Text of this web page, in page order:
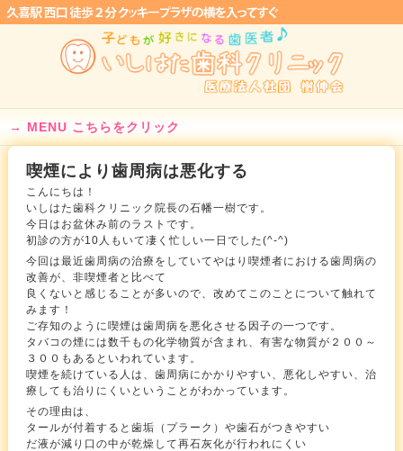
MENU こちらをクリック
喫煙により歯周病は悪化する
こんにちは！
いしはた歯科クリニック院長の石幡一樹です。
今日はお盆休み前のラストです。
初診の方が10人もいて凄く忙しい一日でした(^-^)
今回は最近歯周病の治療をしていてやはり喫煙者における歯周病の
改善が、非喫煙者と比べて
良くないと感じることが多いので、改めてこのことについて触れて
みます！
ご存知のように喫煙は歯周病を悪化させる因子の一つです。
タバコの煙には数千もの化学物質が含まれ、有害な物質が２００～
３００もあるといわれています。
喫煙を続けている人は、歯周病にかかりやすい、悪化しやすい、治
療しても治りにくいということがわかっています。
その理由は、
タールが付着すると歯垢（プラーク）や歯石がつきやすい
だ液が減り口の中が乾燥して再石灰化が行われにくい